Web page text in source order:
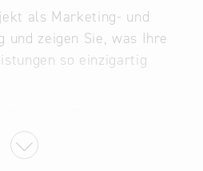
als Marketing- und
und zeigen Sie, was Ihre
so einzigartig
Bayerische Unternehmen
und